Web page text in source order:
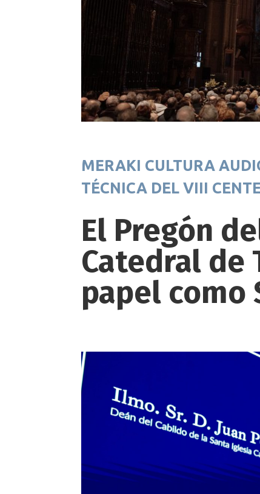
MERAKI CULTURA
TÉCNICA DEL VIII
El Pregón
Catedral de
papel como